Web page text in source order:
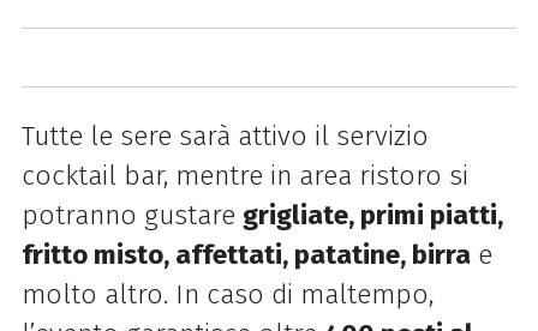
Tutte le sere sarà attivo il servizio
cocktail bar, mentre in area ristoro si
potranno gustare grigliate, primi piatti,
fritto misto, affettati, patatine, birrae
molto altro. In caso di maltempo,